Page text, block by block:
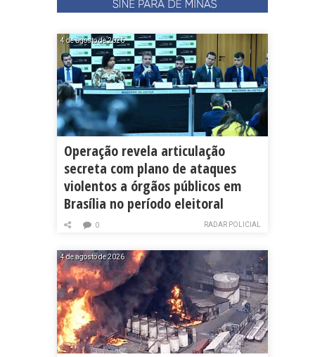
4 de agosto de 2026
Operação revela articulação
secreta com plano de ataques
violentos a órgãos públicos em
Brasília no período eleitoral
RADAR POLICIAL
0
4 de agosto de 2026